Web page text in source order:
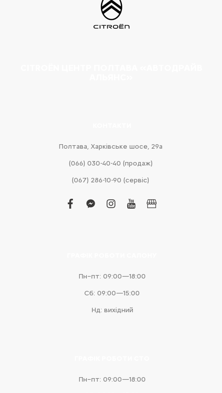
Полтава, Харківське шосе, 29а
(066) 030-40-40 (продаж)
(067) 286-10-90 (сервіс)
facebook
facebook-
instagram
youtubebusiness
Пн–пт: 09:00—18:00
Сб: 09:00—15:00
Нд: вихідний
Пн–пт: 09:00—18:00